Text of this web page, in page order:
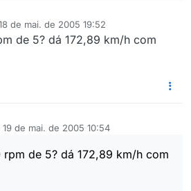
de mai. de 2005 19:52
de 5? dá 172,89 km/h com
19 de mai. de 2005 10:54
por
de 5? dá 172,89 km/h com